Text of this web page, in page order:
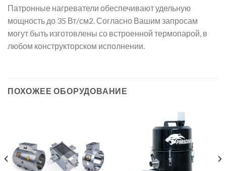
Патронные нагреватели обеспечивают удельную
мощность до 35 Вт/см2. Согласно Вашим запросам
могут быть изготовлены со встроенной термопарой, в
любом конструкторском исполнении.
ПОХОЖЕЕ ОБОРУДОВАНИЕ